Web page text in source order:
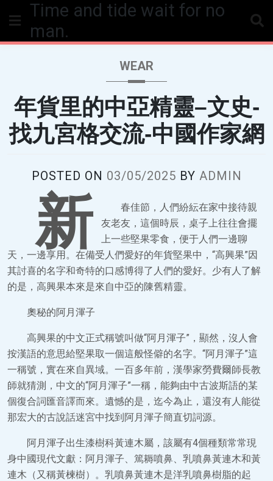
Time and tide wait for no
man.
WEAR
年貨里的中亞精靈–文史-
找九宮格交流-中國作家網
POSTED ON 03/05/2025 BY ADMIN
新
春佳節，人們紛紜在家中接待親
友老友，這個時辰，桌子上往往會擺
上一些堅果零食，便于人們一邊聊
天，一邊享用。在備受人們愛好的年貨堅果中，“高興果”因
其討喜的名字和奇特的口感博得了人們的愛好。少有人了解
的是，高興果本來是來自中亞的陳舊精靈。
奧秘的阿月渾子
高興果的中文正式稱號叫做“阿月渾子”，顯然，沒人會
按漢語的意思給堅果取一個這般怪僻的名字。“阿月渾子”這
一稱號，實在來自異域。一百多年前，漢學家勞費爾師長教
師就猜測，中文的“阿月渾子”一稱，能夠由中古波斯語的某
個復合詞匯音譯而來。遺憾的是，迄今為止，還沒有人能從
那宏大的古說話迷宮中找到阿月渾子簡直切詞源。
阿月渾子出生漆樹科黃連木屬，該屬有4個種類常常現
身中國現代文獻：阿月渾子、篤耨噴鼻、乳噴鼻黃連木和黃
連木（又稱黃楝樹）。乳噴鼻黃連木是洋乳噴鼻樹脂的起